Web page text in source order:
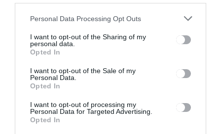
Personal Data Processing Opt Outs
I want to opt-out of the Sharing of my
personal data.
Opted In
I want to opt-out of the Sale of my
Personal Data.
Opted In
I want to opt-out of processing my
Personal Data for Targeted Advertising.
Opted In
A láthatatlanná tévő maszk